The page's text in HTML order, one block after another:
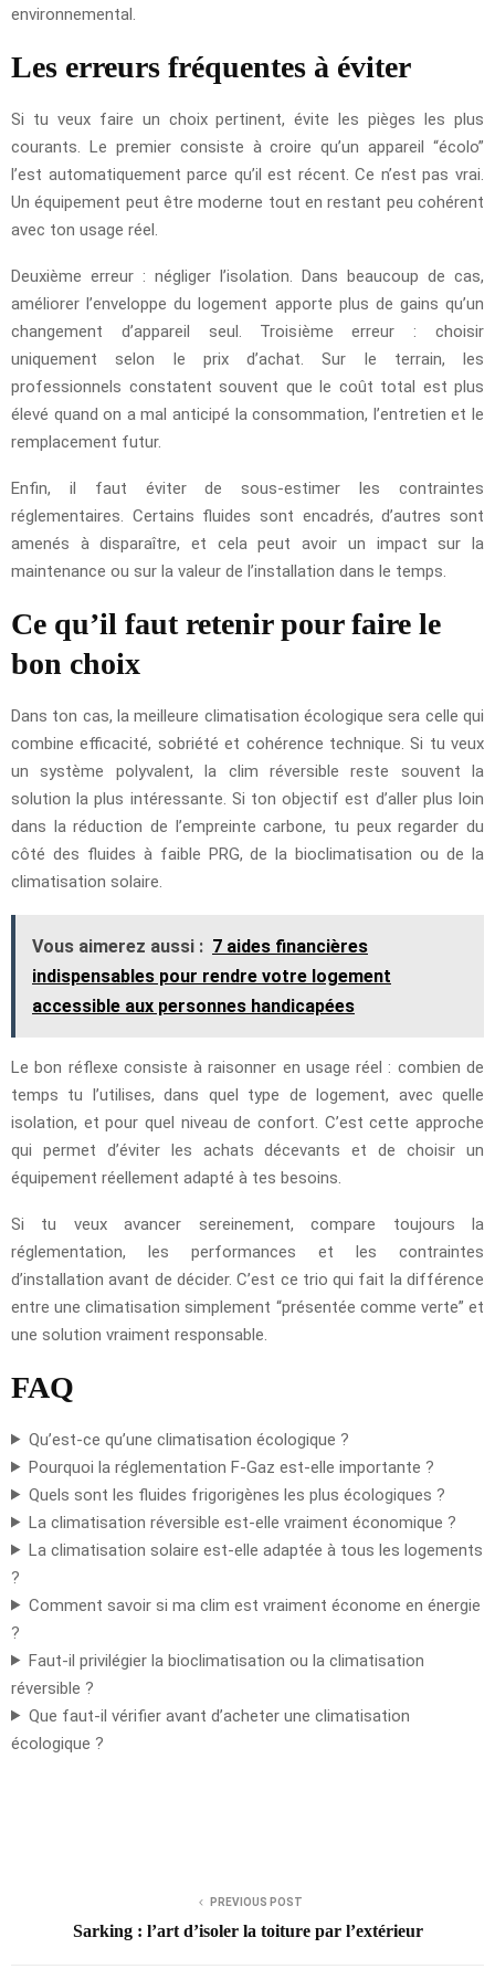
environnemental.
Les erreurs fréquentes à éviter
Si tu veux faire un choix pertinent, évite les pièges les plus
courants. Le premier consiste à croire qu’un appareil “écolo”
l’est automatiquement parce qu’il est récent. Ce n’est pas vrai.
Un équipement peut être moderne tout en restant peu cohérent
avec ton usage réel.
Deuxième erreur : négliger l’isolation. Dans beaucoup de cas,
améliorer l’enveloppe du logement apporte plus de gains qu’un
changement d’appareil seul. Troisième erreur : choisir
uniquement selon le prix d’achat. Sur le terrain, les
professionnels constatent souvent que le coût total est plus
élevé quand on a mal anticipé la consommation, l’entretien et le
remplacement futur.
Enfin, il faut éviter de sous-estimer les contraintes
réglementaires. Certains fluides sont encadrés, d’autres sont
amenés à disparaître, et cela peut avoir un impact sur la
maintenance ou sur la valeur de l’installation dans le temps.
Ce qu’il faut retenir pour faire le
bon choix
Dans ton cas, la meilleure climatisation écologique sera celle qui
combine efficacité, sobriété et cohérence technique. Si tu veux
un système polyvalent, la clim réversible reste souvent la
solution la plus intéressante. Si ton objectif est d’aller plus loin
dans la réduction de l’empreinte carbone, tu peux regarder du
côté des fluides à faible PRG, de la bioclimatisation ou de la
climatisation solaire.
Vous aimerez aussi : 7 aides financières
indispensables pour rendre votre logement
accessible aux personnes handicapées
Le bon réflexe consiste à raisonner en usage réel : combien de
temps tu l’utilises, dans quel type de logement, avec quelle
isolation, et pour quel niveau de confort. C’est cette approche
qui permet d’éviter les achats décevants et de choisir un
équipement réellement adapté à tes besoins.
Si tu veux avancer sereinement, compare toujours la
réglementation, les performances et les contraintes
d’installation avant de décider. C’est ce trio qui fait la différence
entre une climatisation simplement “présentée comme verte” et
une solution vraiment responsable.
FAQ
Qu’est-ce qu’une climatisation écologique ?
Pourquoi la réglementation F-Gaz est-elle importante ?
Quels sont les fluides frigorigènes les plus écologiques ?
La climatisation réversible est-elle vraiment économique ?
La climatisation solaire est-elle adaptée à tous les logements
?
Comment savoir si ma clim est vraiment économe en énergie
?
Faut-il privilégier la bioclimatisation ou la climatisation
réversible ?
Que faut-il vérifier avant d’acheter une climatisation
écologique ?
PREVIOUS POST
Sarking : l’art d’isoler la toiture par l’extérieur